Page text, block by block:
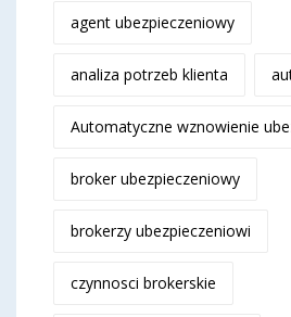
agent ubezpieczeniowy
analiza potrzeb klienta
Automatyczne wznowienie
broker ubezpieczeniowy
brokerzy ubezpieczeniowi
czynnosci brokerskie